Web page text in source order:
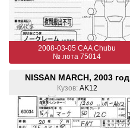
2008-03-05 CAA Chubu
№ лота 75014
NISSAN MARCH, 2003 год
Кузов: AK12